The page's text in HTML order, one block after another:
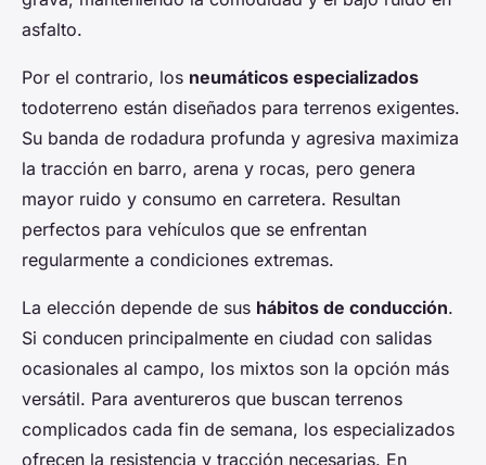
asfalto.
Por el contrario, los neumáticos especializados
todoterreno están diseñados para terrenos exigentes.
Su banda de rodadura profunda y agresiva maximiza
la tracción en barro, arena y rocas, pero genera
mayor ruido y consumo en carretera. Resultan
perfectos para vehículos que se enfrentan
regularmente a condiciones extremas.
La elección depende de sus hábitos de conducción.
Si conducen principalmente en ciudad con salidas
ocasionales al campo, los mixtos son la opción más
versátil. Para aventureros que buscan terrenos
complicados cada fin de semana, los especializados
ofrecen la resistencia y tracción necesarias. En